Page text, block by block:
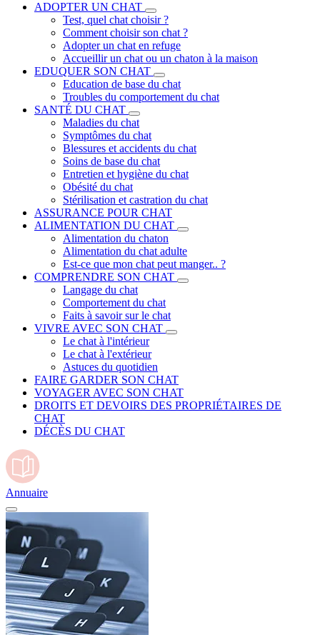
ADOPTER UN CHAT
Test, quel chat choisir ?
Comment choisir son chat ?
Adopter un chat en refuge
Accueillir un chat ou un chaton à la maison
EDUQUER SON CHAT
Education de base du chat
Troubles du comportement du chat
SANTÉ DU CHAT
Maladies du chat
Symptômes du chat
Blessures et accidents du chat
Soins de base du chat
Entretien et hygiène du chat
Obésité du chat
Stérilisation et castration du chat
ASSURANCE POUR CHAT
ALIMENTATION DU CHAT
Alimentation du chaton
Alimentation du chat adulte
Est-ce que mon chat peut manger.. ?
COMPRENDRE SON CHAT
Langage du chat
Comportement du chat
Faits à savoir sur le chat
VIVRE AVEC SON CHAT
Le chat à l'intérieur
Le chat à l'extérieur
Astuces du quotidien
FAIRE GARDER SON CHAT
VOYAGER AVEC SON CHAT
DROITS ET DEVOIRS DES PROPRIÉTAIRES DE
CHAT
DÉCÈS DU CHAT
Annuaire